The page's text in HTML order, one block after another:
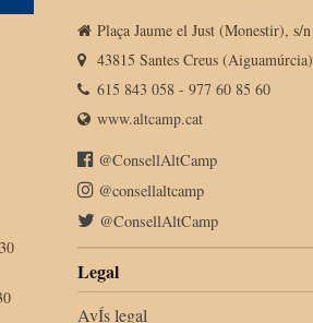
Plaça Jaume el Just (Monestir), s/n
43815 Santes Creus (Aiguamúrcia)
615 843 058 - 977 60 85 60
www.altcamp.cat
@ConsellAltCamp
@consellaltcamp
@ConsellAltCamp
Legal
AvÍs legal